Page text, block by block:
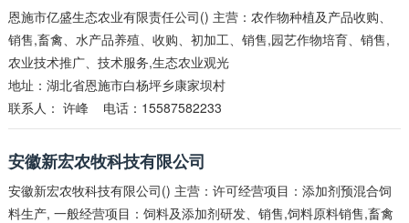
恩施市亿盛生态农业有限责任公司() 主营：农作物种植及产品收购、
销售,畜禽、水产品养殖、收购、初加工、销售,园艺作物培育、销售,
农业技术推广、技术服务,生态农业观光
地址：湖北省恩施市白杨坪乡康家坝村
联系人： 许峰电话：15587582233
安徽新宏农牧科技有限公司
安徽新宏农牧科技有限公司() 主营：许可经营项目：添加剂预混合饲
料生产, 一般经营项目：饲料及添加剂研发、销售,饲料原料销售,畜禽